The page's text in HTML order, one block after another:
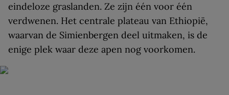
eindeloze graslanden. Ze zijn één voor één
verdwenen. Het centrale plateau van Ethiopië,
waarvan de Simienbergen deel uitmaken, is de
enige plek waar deze apen nog voorkomen.